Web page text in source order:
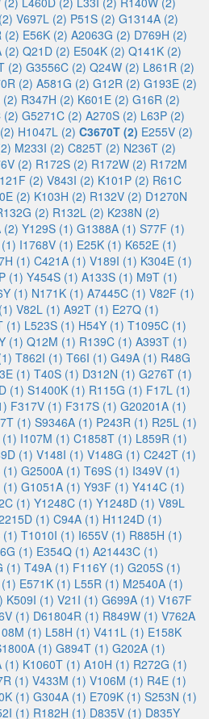
V697L (2) P51S (2) G1314A (2)
(2) E56K (2) A2063G (2) D769H (2)
(2) Q21D (2) E504K (2) Q141K (2)
(2) G3556C (2) Q24W (2) L861R (2)
(2) A581G (2) G12R (2) G193E (2)
(2) R347H (2) K601E (2) G16R (2)
(2) G5271C (2) A270S (2) L63P (2)
H1047L (2) C3670T (2) E255V (2)
M233I (2) C825T (2) N236T (2)
(2) R172S (2) R172W (2) R172M
(2) V843I (2) K101P (2) R61C
(2) K103H (2) R132V (2) D1270N
(2) R132L (2) K238N (2)
(2) Y129S (1) G1388A (1) S77F (1)
I1768V (1) E25K (1) K652E (1)
(1) C421A (1) V189I (1) K304E (1)
(1) Y454S (1) A133S (1) M9T (1)
(1) N171K (1) A7445C (1) V82F (1)
V82L (1) A92T (1) E27Q (1)
(1) L523S (1) H54Y (1) T1095C (1)
(1) Q12M (1) R139C (1) A393T (1)
T862I (1) T66I (1) G49A (1) R48G
(1) T40S (1) D312N (1) G276T (1)
(1) S1400K (1) R115G (1) F17L (1)
F317V (1) F317S (1) G20201A (1)
(1) S9346A (1) P243R (1) R25L (1)
I107M (1) C1858T (1) L859R (1)
(1) V148I (1) V148G (1) C242T (1)
(1) G2500A (1) T69S (1) I349V (1)
(1) G1051A (1) Y93F (1) Y414C (1)
(1) Y1248C (1) Y1248D (1) V89L
(1) C94A (1) H1124D (1)
(1) T1010I (1) I655V (1) R885H (1)
(1) E354Q (1) A21443C (1)
(1) T49A (1) F116Y (1) G205S (1)
E571K (1) L55R (1) M2540A (1)
K509I (1) V21I (1) G699A (1) V167F
(1) D61804R (1) R849W (1) V762A
(1) L58H (1) V411L (1) E158K
(1) G894T (1) G202A (1)
(1) K1060T (1) A10H (1) R272G (1)
(1) V433M (1) V106M (1) R4E (1)
(1) G304A (1) E709K (1) S253N (1)
(1) R182H (1) D835V (1) D835Y